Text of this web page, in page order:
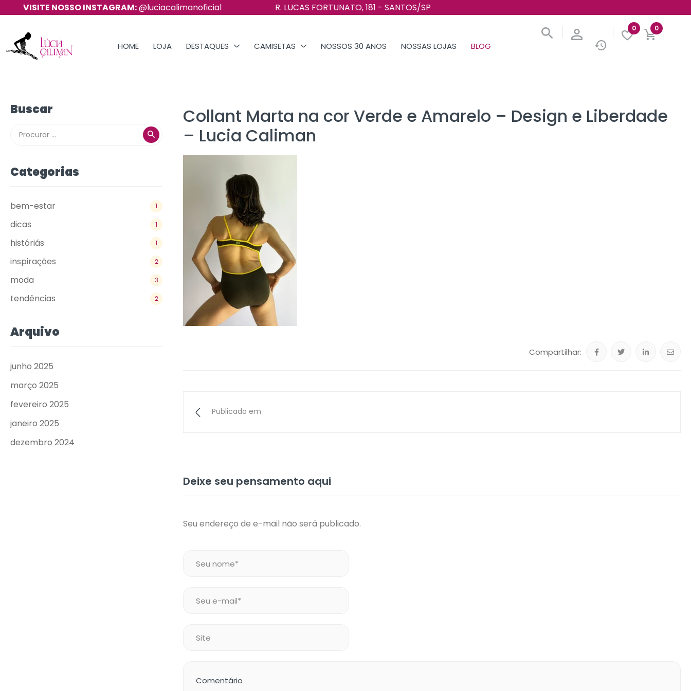
NOSSO INSTAGRAM:@luciacalimanoficial R. LUCAS FORTUNATO, 181 - SANTOS/SP
HOME LOJA DESTAQUES CAMISETAS NOSSOS 30 ANOS NOSSAS LOJAS BLOG
0 0
Buscar
Categorias
bem-estar 1
dicas 1
históriás 1
inspirações 2
moda 3
tendências 2
Arquivo
junho 2025
março 2025
fevereiro 2025
janeiro 2025
dezembro 2024
Collant Marta na cor Verde e Amarelo – Design e Liberdade
– Lucia Caliman
Compartilhar:
Publicado em
Deixe seu pensamento aqui
Seu endereço de e-mail não será publicado.